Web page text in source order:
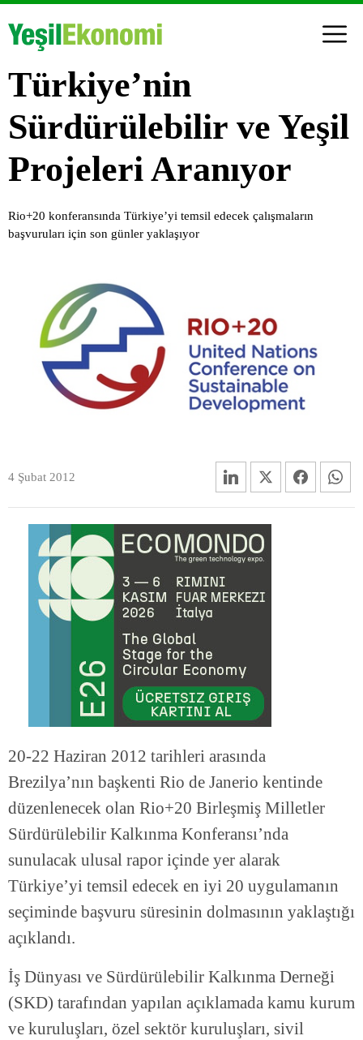
Türkiye’nin
Sürdürülebilir ve Yeşil
Projeleri Aranıyor
Rio+20 konferansında Türkiye’yi temsil edecek çalışmaların
başvuruları için son günler yaklaşıyor
4 Şubat 2012
20-22 Haziran 2012 tarihleri arasında
Brezilya’nın başkenti Rio de Janerio kentinde
düzenlenecek olan Rio+20 Birleşmiş Milletler
Sürdürülebilir Kalkınma Konferansı’nda
sunulacak ulusal rapor içinde yer alarak
Türkiye’yi temsil edecek en iyi 20 uygulamanın
seçiminde başvuru süresinin dolmasının yaklaştığı
açıklandı.
İş Dünyası ve Sürdürülebilir Kalkınma Derneği
(SKD) tarafından yapılan açıklamada kamu kurum
ve kuruluşları, özel sektör kuruluşları, sivil